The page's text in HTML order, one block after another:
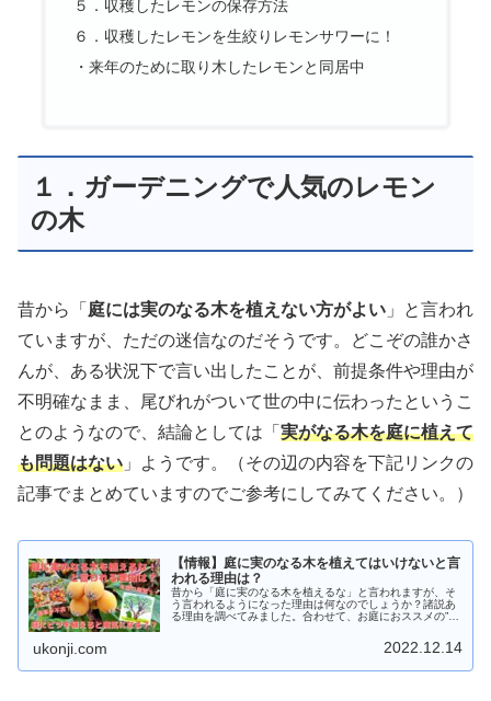
５．収穫したレモンの保存方法
６．収穫したレモンを生絞りレモンサワーに！
・来年のために取り木したレモンと同居中
１．ガーデニングで人気のレモン
の木
昔から「 庭には実のなる木を植えない方がよい 」と言われ
ていますが、ただの迷信なのだそうです。どこぞの誰かさ
んが、ある状況下で言い出したことが、前提条件や理由が
不明確なまま、尾びれがついて世の中に伝わったというこ
とのようなので、結論としては「 実がなる木を庭に植えて
も問題はない 」ようです。（その辺の内容を下記リンクの
記事でまとめていますのでご参考にしてみてください。）
【情報】庭に実のなる木を植えてはいけないと言
われる理由は？
昔から「庭に実のなる木を植えるな」と言われますが、そ
う言われるようになった理由は何なのでしょうか？諸説あ
る理由を調べてみました。合わせて、お庭におススメの”実
ukonji.com 2022.12.14